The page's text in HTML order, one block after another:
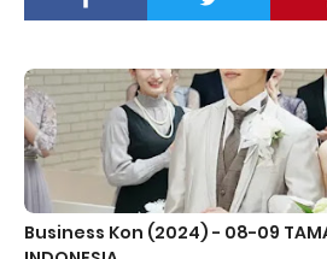
Business Kon (2024) - 08-09